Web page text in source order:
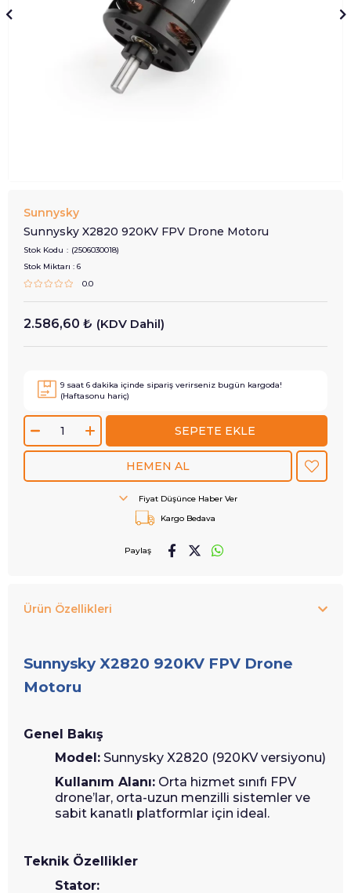
Sunnysky
Sunnysky X2820 920KV FPV Drone Motoru
Stok Kodu
(2506030018)
Stok Miktarı : 6
0.0
2.586,60 ₺ (KDV Dahil)
9 saat 6 dakika içinde sipariş verirseniz bugün kargoda!
(Haftasonu hariç)
Fiyat Düşünce Haber Ver
Kargo Bedava
Paylaş
Ürün Özellikleri
Sunnysky X2820 920KV FPV Drone
Motoru
Genel Bakış
Model: Sunnysky X2820 (920KV versiyonu)
Kullanım Alanı: Orta hizmet sınıfı FPV
drone’lar, orta-uzun menzilli sistemler ve
sabit kanatlı platformlar için ideal.
Teknik Özellikler
Stator: